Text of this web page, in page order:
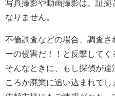
写真撮影や動画撮影は、証
なりません。
不倫調査などの場合、調査
ーの侵害だ！！と反撃してく
そんなときに、もし探偵が
ころか廃業に追い込まれてし